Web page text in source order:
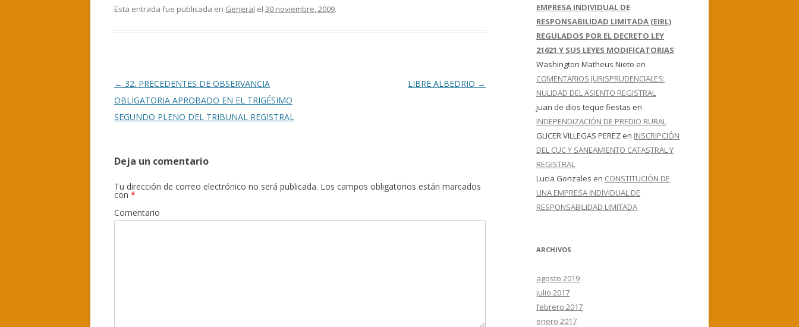
e
k
itt m
r
Esta entrada fue publicada en General el 30 noviembre, 2009.
Navegación
de
entradas
← 32. PRECEDENTES DE OBSERVANCIA
OBLIGATORIA APROBADO EN EL TRIGÉSIMO
SEGUNDO PLENO DEL TRIBUNAL REGISTRAL
LIBRE ALBEDRIO →
Deja un comentario
Tu dirección de correo electrónico no será publicada. Los campos obligatorios están marcados
con *
Comentario
EMPRESA INDIVIDUAL DE
RESPONSABILIDAD LIMITADA (EIRL)
REGULADOS POR EL DECRETO LEY
21621 Y SUS LEYES MODIFICATORIAS
Washington Matheus Nieto en
COMENTARIOS JURISPRUDENCIALES:
NULIDAD DEL ASIENTO REGISTRAL
juan de dios teque fiestas en
INDEPENDIZACIÓN DE PREDIO RURAL
GLICER VILLEGAS PEREZ en INSCRIPCIÓN
DEL CUC Y SANEAMIENTO CATASTRAL Y
REGISTRAL
Lucia Gonzales en CONSTITUCIÓN DE
UNA EMPRESA INDIVIDUAL DE
RESPONSABILIDAD LIMITADA
ARCHIVOS
agosto 2019
julio 2017
febrero 2017
enero 2017